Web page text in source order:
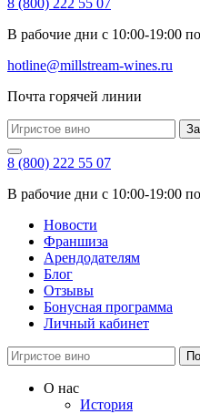
8 (800) 222 55 07
В рабочие дни с 10:00-19:00
hotline@millstream-wines.ru
Почта горячей линии
8 (800) 222 55 07
В рабочие дни с 10:00-19:00
Новости
Франшиза
Арендодателям
Блог
Отзывы
Бонусная программа
Личный кабинет
О нас
История